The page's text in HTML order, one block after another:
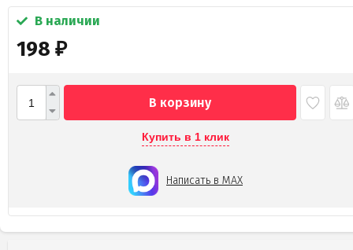
В наличии
198 ₽
В корзину
Купить в 1 клик
Написать в MAX